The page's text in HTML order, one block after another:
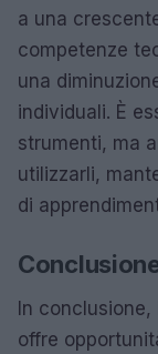
a una
competenze
una
individuali. È
strumenti, ma
utilizzarli,
di
In
offre